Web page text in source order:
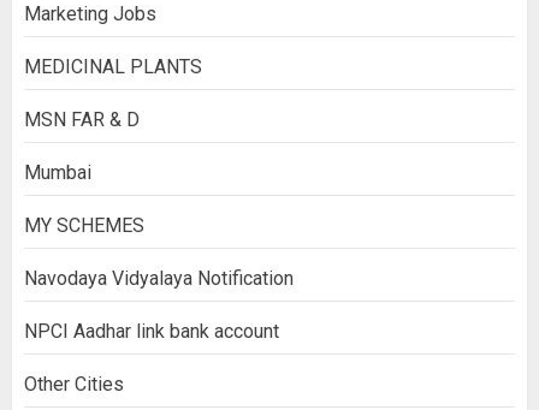
Marketing Jobs
MEDICINAL PLANTS
MSN FAR & D
Mumbai
MY SCHEMES
Navodaya Vidyalaya Notification
NPCI Aadhar link bank account
Other Cities